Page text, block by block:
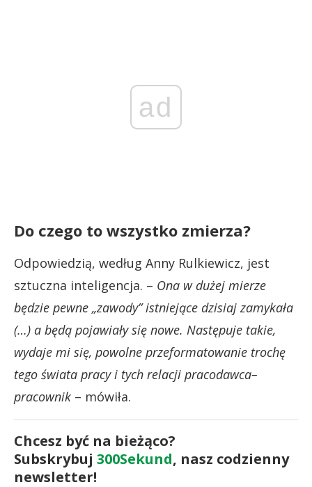
ad
Do czego to wszystko zmierza?
Odpowiedzią, według Anny Rulkiewicz, jest
sztuczna inteligencja. – Ona w dużej mierze
będzie pewne „zawody” istniejące dzisiaj zamykała
(…) a będą pojawiały się nowe. Następuje takie,
wydaje mi się, powolne przeformatowanie trochę
tego świata pracy i tych relacji pracodawca–
pracownik – mówiła.
Chcesz być na bieżąco?
Subskrybuj 300Sekund, nasz codzienny
newsletter!